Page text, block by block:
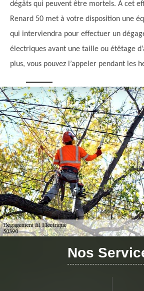
dégâts qui peuvent être mortels. À cet
Renard 50 met à votre disposition une
qui interviendra pour effectuer un
électriques avant une taille ou étêtage
plus, vous pouvez l’appeler pendant les
Nos